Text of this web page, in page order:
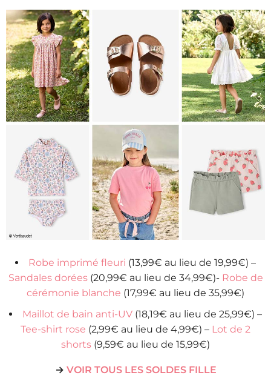
Robe imprimé fleuri (13,99€ au lieu de 19,99€) –
Sandales dorées(20,99€ au lieu de 34,99€)- Robe de
cérémonie blanche (17,99€ au lieu de 35,99€)
Maillot de bain anti-UV (18,19€ au lieu de 25,99€) –
Tee-shirt rose (2,99€ au lieu de 4,99€) – Lot de 2
shorts (9,59€ au lieu de 15,99€)
→ VOIR TOUS LES SOLDES FILLE